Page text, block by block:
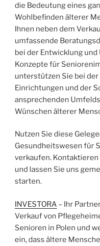
die Bedeutung eines
Wohlbefinden älterer
Ihnen neben dem
umfassende
bei der Entwicklung
Konzepte für
unterstützen Sie bei
Einrichtungen und der
ansprechenden
Wünschen älterer
Nutzen Sie diese
Gesundheitswesen für
verkaufen. Kontaktieren
und lassen Sie uns
starten.
INVESTORA – Ihr
Verkauf von
Senioren in Polen und
ein, dass ältere